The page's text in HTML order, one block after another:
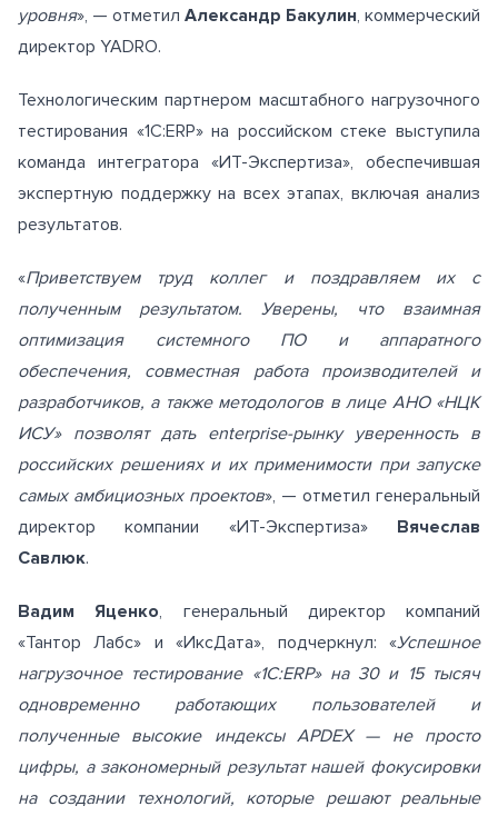
уровня», — отметил Александр Бакулин, коммерческий
директор YADRO.
Технологическим партнером масштабного нагрузочного
тестирования «1С:ERP» на российском стеке выступила
команда интегратора «ИТ-Экспертиза», обеспечившая
экспертную поддержку на всех этапах, включая анализ
результатов.
«Приветствуем труд коллег и поздравляем их с
полученным результатом. Уверены, что взаимная
оптимизация системного ПО и аппаратного
обеспечения, совместная работа производителей и
разработчиков, а также методологов в лице АНО «НЦК
ИСУ» позволят дать enterprise-рынку уверенность в
российских решениях и их применимости при запуске
самых амбициозных проектов», — отметил генеральный
директор компании «ИТ-Экспертиза» Вячеслав
Савлюк.
Вадим Яценко, генеральный директор компаний
«Тантор Лабс» и «ИксДата», подчеркнул: «Успешное
нагрузочное тестирование «1С:ERP» на 30 и 15 тысяч
одновременно работающих пользователей и
полученные высокие индексы APDEX — не просто
цифры, а закономерный результат нашей фокусировки
на создании технологий, которые решают реальные